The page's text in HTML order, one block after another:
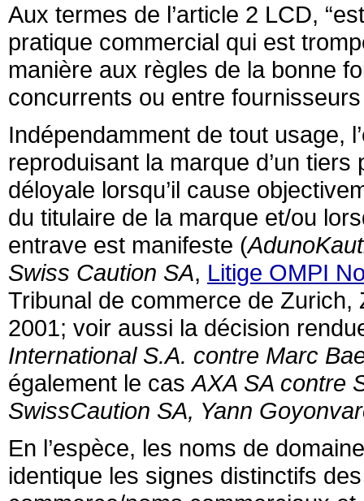
Aux termes de l’article 2 LCD,
pratique commercial qui est
manière aux règles de la bonne
concurrents ou entre fournisseurs
Indépendamment de tout usage,
reproduisant la marque d’un
déloyale lorsqu’il cause
du titulaire de la marque et/ou
entrave est manifeste (
Swiss Caution SA, Litige OMPI
Tribunal de commerce de
2001; voir aussi la décision
International S.A. contre Marc
également le casAXA SA contre
SwissCaution SA, Yann
En l’espèce, les noms de
identique les signes distinctifs